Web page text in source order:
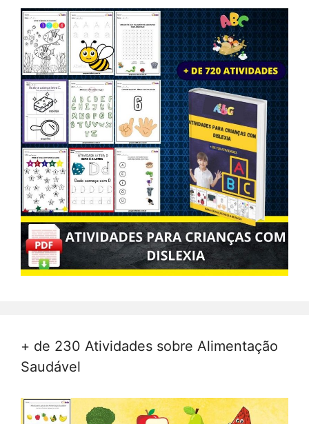
+ de 230 Atividades sobre Alimentação
Saudável